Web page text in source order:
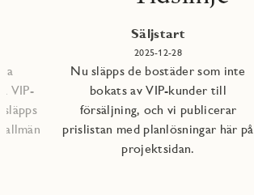
VIP-
Säljstart
2025-12-28
Nu släpps de bostäder som inte
bokats av VIP-kunder till
försäljning, och vi publicerar
prislistan med planlösningar här på
projektsidan.